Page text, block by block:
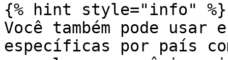
{% hint style="info" %}
Você também pode
específicas por país